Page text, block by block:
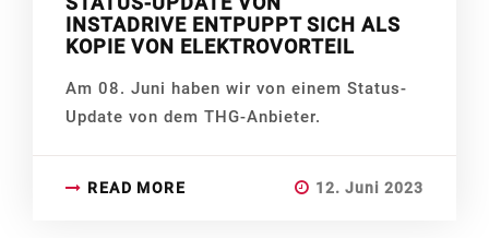
INSTADRIVE ENTPUPPT SICH ALS
KOPIE VON ELEKTROVORTEIL
Am 08. Juni haben wir von einem Status-
Update von dem THG-Anbieter.
READ MORE 12. Juni 2023